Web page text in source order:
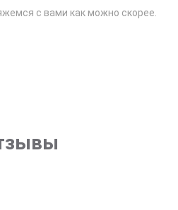
с вами как можно скорее.